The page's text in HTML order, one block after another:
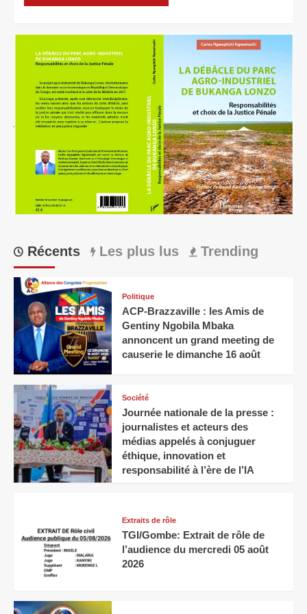
Récents Les plus lus Trending
Politique
ACP-Brazzaville : les Amis de
Gentiny Ngobila Mbaka
annoncent un grand meeting de
causerie le dimanche 16 août
Société
Journée nationale de la presse :
journalistes et acteurs des
médias appelés à conjuguer
éthique, innovation et
responsabilité à l’ère de l’IA
Extraits de rôle
TGI/Gombe: Extrait de rôle de
l’audience du mercredi 05 août
2026